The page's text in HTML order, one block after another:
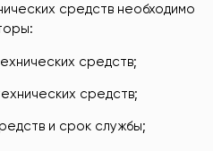
средств необходимо
средств;
средств;
и срок службы;